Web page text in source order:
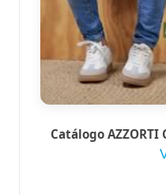
Catálogo AZZORTI